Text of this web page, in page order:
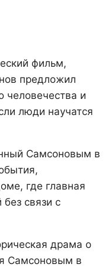
фильм,
предложил
человечества и
люди научатся
Самсоновым в
где главная
без связи с
драма о
Самсоновым в